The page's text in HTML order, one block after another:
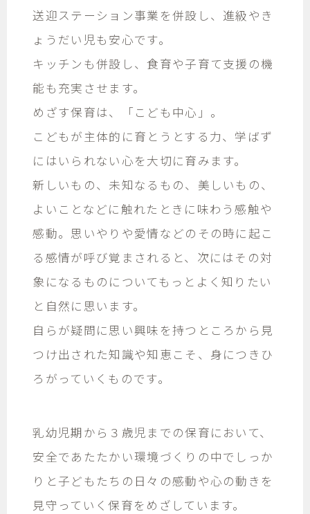
送迎ステーション事業を併設し、進級やき
ょうだい児も安心です。
キッチンも併設し、食育や子育て支援の機
能も充実させます。
めざす保育は、「こども中心」。
こどもが主体的に育とうとする力、学ばず
にはいられない心を大切に育みます。
新しいもの、未知なるもの、美しいもの、
よいことなどに触れたときに味わう感触や
感動。思いやりや愛情などのその時に起こ
る感情が呼び覚まされると、次にはその対
象になるものについてもっとよく知りたい
と自然に思います。
自らが疑問に思い興味を持つところから見
つけ出された知識や知恵こそ、身につきひ
ろがっていくものです。
乳幼児期から３歳児までの保育において、
安全であたたかい環境づくりの中でしっか
りと子どもたちの日々の感動や心の動きを
見守っていく保育をめざしています。